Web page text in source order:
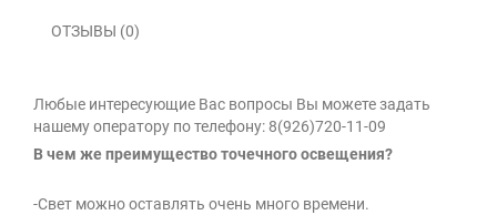
ОТЗЫВЫ (0)
Любые интересующие Вас вопросы Вы можете задать
нашему оператору по телефону: 8(926)720-11-09
В чем же преимущество точечного освещения?
-Свет можно оставлять очень много времени.